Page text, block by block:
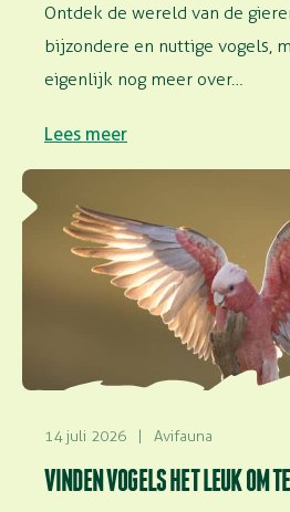
Ontdek de wereld van de
bijzondere en nuttige vogels,
eigenlijk nog meer over…
Lees meer
14 juli 2026 | Avifauna
VINDEN VOGELS HET LEUK OM
Lees meer over Vinden vogels